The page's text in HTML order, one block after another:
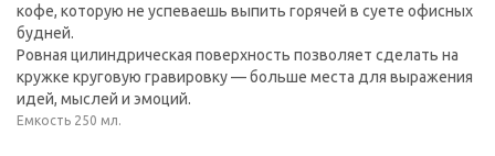
кофе, которую не успеваешь выпить горячей в суете офисных
будней.
Ровная цилиндрическая поверхность позволяет сделать на
кружке круговую гравировку — больше места для выражения
идей, мыслей и эмоций.
Емкость 250 мл.